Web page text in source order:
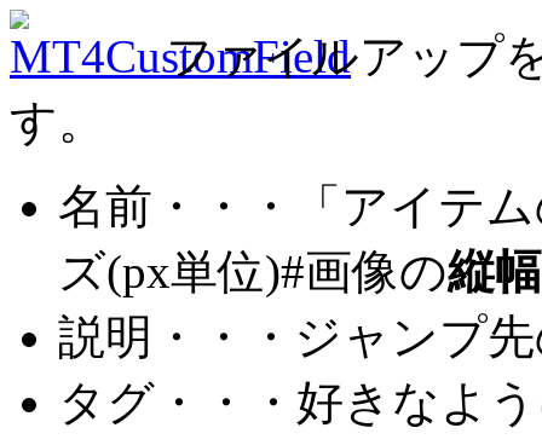
ファイルアップ
す。
名前・・・「アイテ
ズ(px単位)#画像の縦
説明・・・ジャンプ
タグ・・・好きなよ